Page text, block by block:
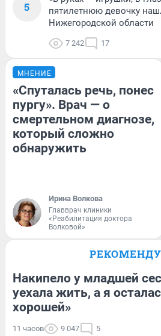
5
пятилетнюю девочку
Нижегородской области
7 242 17
МНЕНИЕ
«Спуталась речь, понес
пургу». Врач — о
смертельном диагнозе,
который сложно
обнаружить
Ирина Волкова
Главврач клиники
«Реабилитация доктора
Волковой»
Накипело у младшей
уехала жить, а я
хорошей»
11 часов 9 047 5